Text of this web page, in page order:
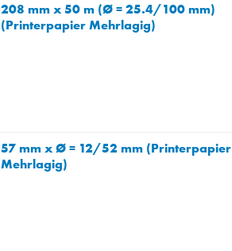
208 mm x 50 m (Ø = 25.4/100 mm)
(Printerpapier Mehrlagig)
57 mm x Ø = 12/52 mm (Printerpapier
Mehrlagig)